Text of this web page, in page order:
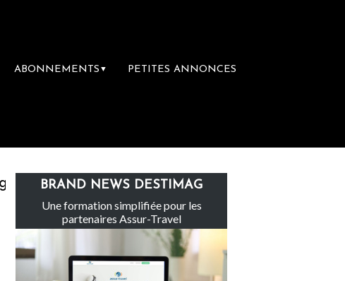
ABONNEMENTS ▼ PETITES ANNONCES
Le groupe Sainte-Claire rachète Eden Tour
BRAND NEWS DESTIMAG
Une formation simplifiée pour les
partenaires Assur-Travel